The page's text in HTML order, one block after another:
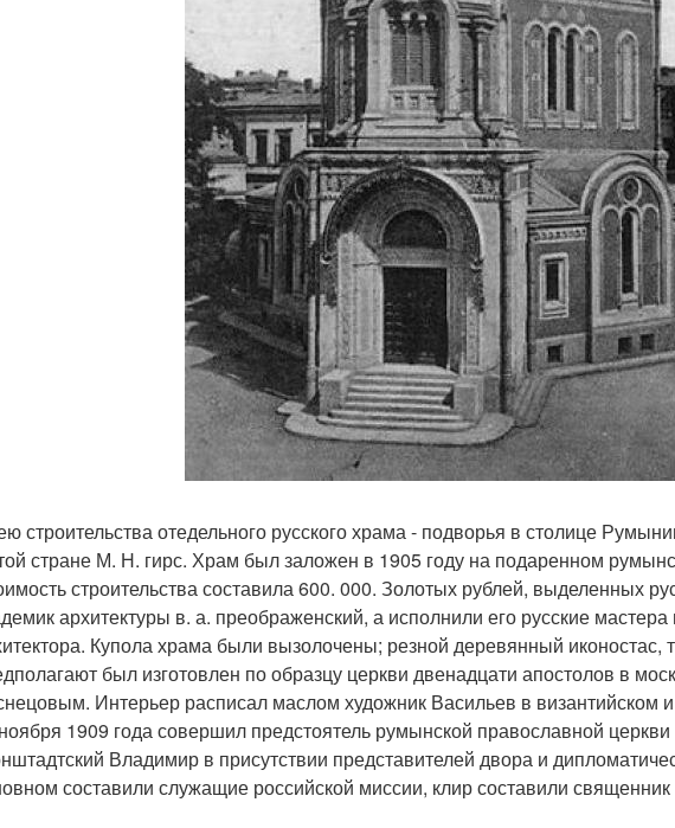
строительства отедельного русского храма - подворья в столице
стране М. Н. гирс. Храм был заложен в 1905 году на подаренном
строительства составила 600. 000. Золотых рублей, выделенных
архитектуры в. а. преображенский, а исполнили его русские
Купола храма были вызолочены; резной деревянный иконостас,
был изготовлен по образцу церкви двенадцати апостолов в
Интерьер расписал маслом художник Васильев в византийском
1909 года совершил предстоятель румынской православной
Владимир в присутствии представителей двора и
составили служащие российской миссии, клир составили священник